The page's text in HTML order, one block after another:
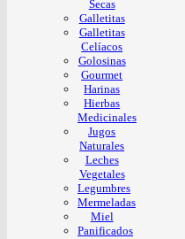
Secas
Galletitas
Galletitas
Celíacos
Golosinas
Gourmet
Harinas
Hierbas
Medicinales
Jugos
Naturales
Leches
Vegetales
Legumbres
Mermeladas
Miel
Panificados